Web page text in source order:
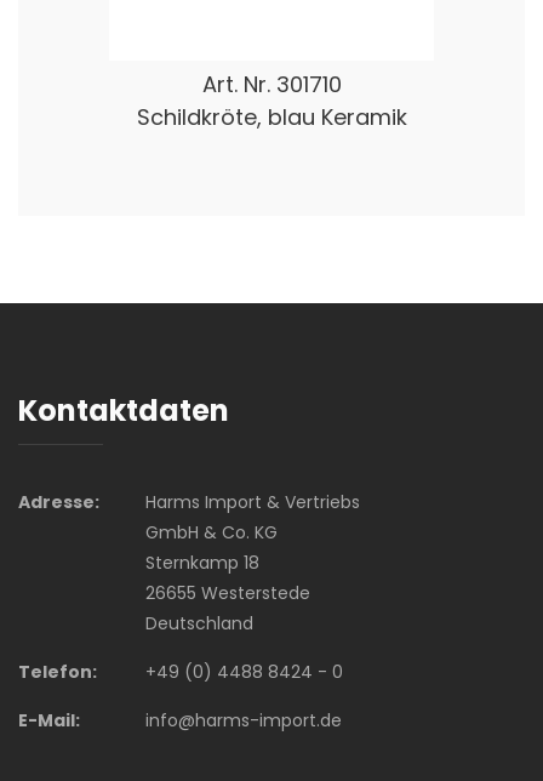
Art. Nr. 301710
Schildkröte, blau Keramik
Kontaktdaten
Adresse:
Harms Import & Vertriebs
GmbH & Co. KG
Sternkamp 18
26655 Westerstede
Deutschland
Telefon:
+49 (0) 4488 8424 - 0
E-Mail:
info@harms-import.de